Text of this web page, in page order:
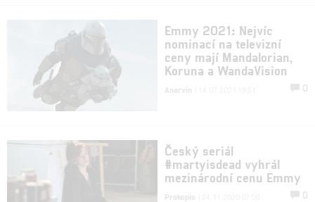
Emmy 2021: Nejvíc
nominací na televizní
ceny mají Mandalorian,
Koruna a WandaVision
Anarvin 0
Český seriál
#martyisdead vyhrál
mezinárodní cenu Emmy
Prokopio 0